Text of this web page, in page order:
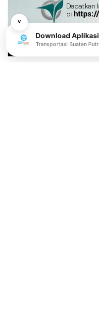
˅
Download
Transportasi Buatan